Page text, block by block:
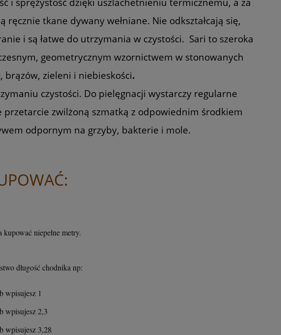
tkane dywany wełniane. Nie odkształcają się,
i są łatwe do utrzymania w czystości. Sari to szeroka
geometrycznym wzornictwem w stonowanych
brązów, zieleni i niebieskości.
czystości. Do pielęgnacji wystarczy regularne
zwilżoną szmatką z odpowiednim środkiem
odpornym na grzyby, bakterie i mole.
niepełne metry.
długość chodnika np:
wpisujesz 1
wpisujesz 2,3
wpisujesz 3,28